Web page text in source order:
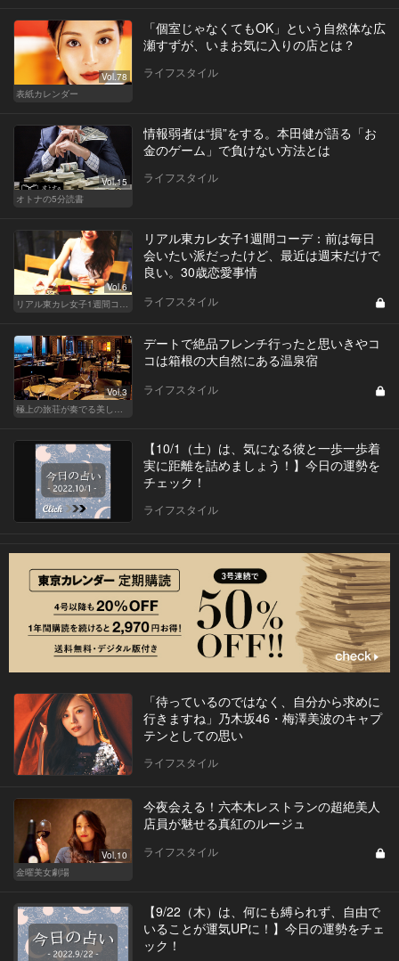
Vol.78
表紙カレンダー
「個室じゃなくてもOK」という自然体な広
瀬すずが、いまお気に入りの店とは？
ライフスタイル
Vol.15
オトナの5分読書
情報弱者は“損”をする。本田健が語る「お
金のゲーム」で負けない方法とは
ライフスタイル
Vol.6
リアル東カレ女子1週間コーデ
リアル東カレ女子1週間コーデ：前は毎日
会いたい派だったけど、最近は週末だけで
良い。30歳恋愛事情
ライフスタイル
Vol.3
極上の旅荘が奏でる美しき寛ぎ
デートで絶品フレンチ行ったと思いきやコ
コは箱根の大自然にある温泉宿
ライフスタイル
【10/1（土）は、気になる彼と一歩一歩着
実に距離を詰めましょう！】今日の運勢を
チェック！
ライフスタイル
「待っているのではなく、自分から求めに
行きますね」乃木坂46・梅澤美波のキャプ
テンとしての思い
ライフスタイル
Vol.10
金曜美女劇場
今夜会える！六本木レストランの超絶美人
店員が魅せる真紅のルージュ
ライフスタイル
【9/22（木）は、何にも縛られず、自由で
いることが運気UPに！】今日の運勢をチェ
ック！